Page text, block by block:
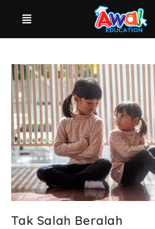
Tak Salah Beralah